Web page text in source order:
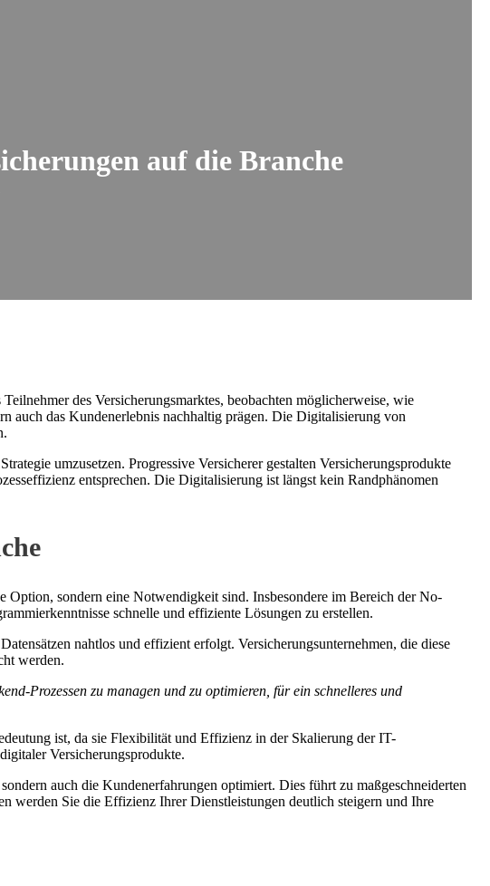
auf die Branche
des Versicherungsmarktes, beobachten möglicherweise, wie
auch das Kundenerlebnis nachhaltig prägen. Die Digitalisierung von
umzusetzen. Progressive Versicherer gestalten Versicherungsprodukte
entsprechen. Die Digitalisierung ist längst kein Randphänomen
Option, sondern eine Notwendigkeit sind. Insbesondere im Bereich der No-
schnelle und effiziente Lösungen zu erstellen.
nahtlos und effizient erfolgt. Versicherungsunternehmen, die diese
werden.
Prozessen zu managen und zu optimieren, für ein schnelleres und
ist, da sie Flexibilität und Effizienz in der Skalierung der IT-
Versicherungsprodukte.
auch die Kundenerfahrungen optimiert. Dies führt zu maßgeschneiderten
werden Sie die Effizienz Ihrer Dienstleistungen deutlich steigern und Ihre